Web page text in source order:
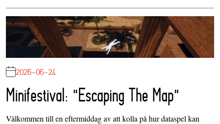
2026-06-24
Minifestival: "Escaping The Map"
Välkommen till en eftermiddag av att kolla på hur dataspel kan